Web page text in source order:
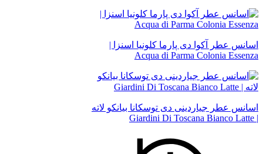
اسانس عطر آکوا دی پارما کلونیا اسنزا |
Acqua di Parma Colonia Essenza
اسانس عطر جیاردینی دی توسکانا بیانکو لاته
| Giardini Di Toscana Bianco Latte